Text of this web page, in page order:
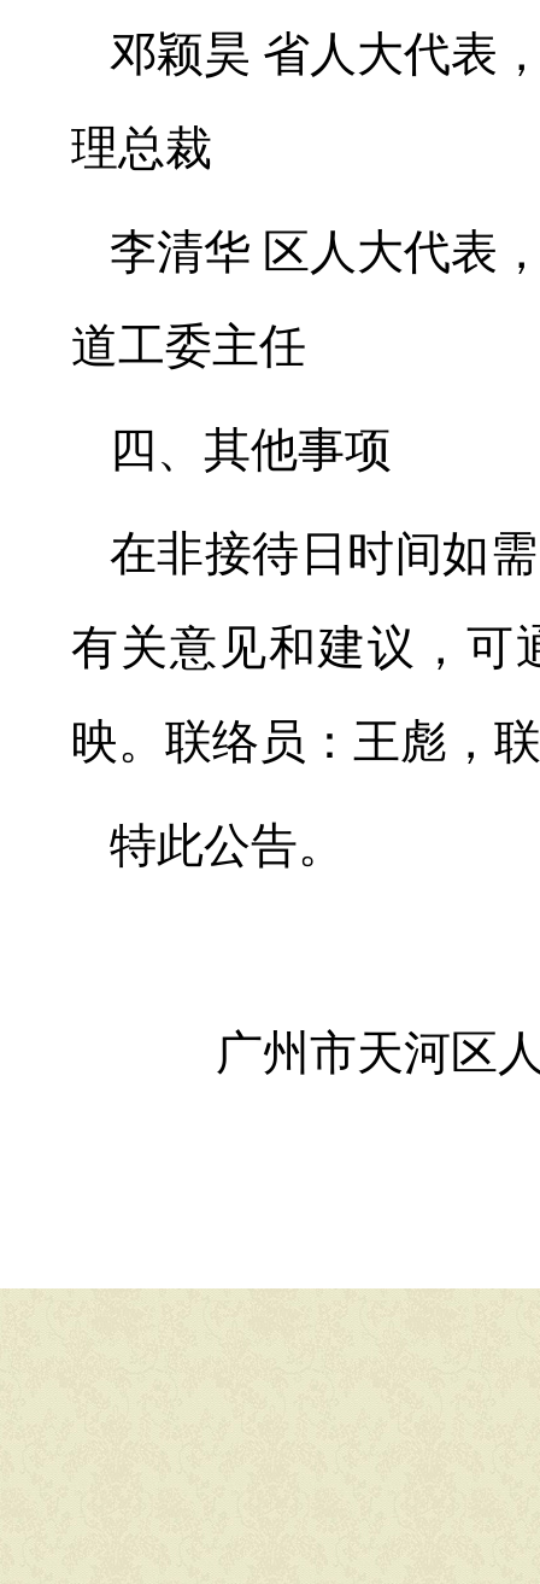
邓颖昊 省人大代表
理总裁
李清华 区人大代表
道工委主任
四、其他事项
在非接待日时间如
有关意见和建议，可
映。联络员：王彪，
特此公告。
广州市天河区